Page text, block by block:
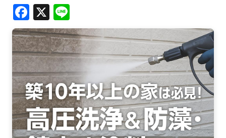
F
a
c
e
b
o
o
k
X
n
e